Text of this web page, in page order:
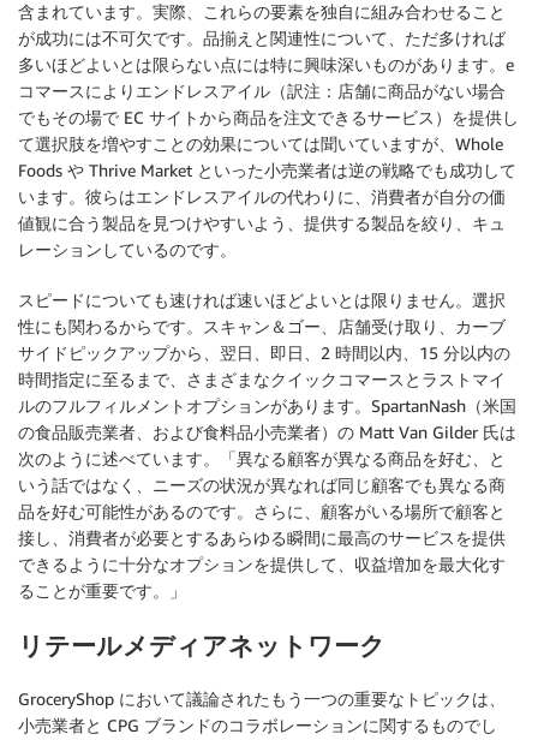
含まれています。実際、これらの要素を独自に組み合わせること
が成功には不可欠です。品揃えと関連性について、ただ多ければ
多いほどよいとは限らない点には特に興味深いものがあります。e
コマースによりエンドレスアイル（訳注：店舗に商品がない場合
でもその場で EC サイトから商品を注文できるサービス）を提供し
て選択肢を増やすことの効果については聞いていますが、Whole
Foods や Thrive Market といった小売業者は逆の戦略でも成功して
います。彼らはエンドレスアイルの代わりに、消費者が自分の価
値観に合う製品を見つけやすいよう、提供する製品を絞り、キュ
レーションしているのです。
スピードについても速ければ速いほどよいとは限りません。選択
性にも関わるからです。スキャン＆ゴー、店舗受け取り、カーブ
サイドピックアップから、翌日、即日、2 時間以内、15 分以内の
時間指定に至るまで、さまざまなクイックコマースとラストマイ
ルのフルフィルメントオプションがあります。SpartanNash（米国
の食品販売業者、および食料品小売業者）の Matt Van Gilder 氏は
次のように述べています。「異なる顧客が異なる商品を好む、と
いう話ではなく、ニーズの状況が異なれば同じ顧客でも異なる商
品を好む可能性があるのです。さらに、顧客がいる場所で顧客と
接し、消費者が必要とするあらゆる瞬間に最高のサービスを提供
できるように十分なオプションを提供して、収益増加を最大化す
ることが重要です。」
リテールメディアネットワーク
GroceryShop において議論されたもう一つの重要なトピックは、
小売業者と CPG ブランドのコラボレーションに関するものでし